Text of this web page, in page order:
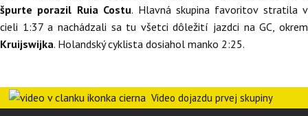
špurte porazil Ruia Costu. Hlavná skupina favoritov stratila v
cieli 1:37 a nachádzali sa tu všetci dôležití jazdci na GC, okrem
Kruijswijka. Holandský cyklista dosiahol manko 2:25.
Video dojazdu prvej skupiny